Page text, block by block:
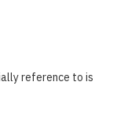
reference to is